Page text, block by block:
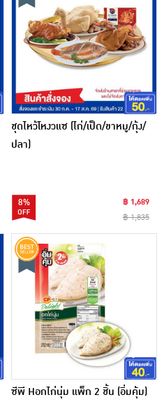
ชุดไหว้โหงวแซ (ไก่/เป็ด/ขาหมู/กุ้ง/
ปลา)
8%
฿ 1,689
฿ 1,835
ซีพี Hอกไก่นุ่ม แพ็ก 2 ชิ้น (อิ่มคุ้ม)